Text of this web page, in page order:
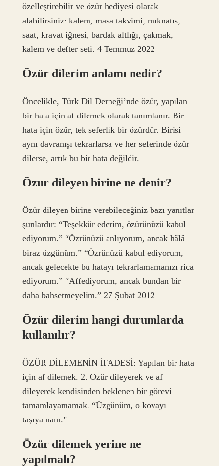
özelleştirebilir ve özür hediyesi olarak
alabilirsiniz: kalem, masa takvimi, mıknatıs,
saat, kravat iğnesi, bardak altlığı, çakmak,
kalem ve defter seti. 4 Temmuz 2022
Özür dilerim anlamı nedir?
Öncelikle, Türk Dil Derneği’nde özür, yapılan
bir hata için af dilemek olarak tanımlanır. Bir
hata için özür, tek seferlik bir özürdür. Birisi
aynı davranışı tekrarlarsa ve her seferinde özür
dilerse, artık bu bir hata değildir.
Özur dileyen birine ne denir?
Özür dileyen birine verebileceğiniz bazı yanıtlar
şunlardır: “Teşekkür ederim, özürünüzü kabul
ediyorum.” “Özrünüzü anlıyorum, ancak hâlâ
biraz üzgünüm.” “Özrünüzü kabul ediyorum,
ancak gelecekte bu hatayı tekrarlamamanızı rica
ediyorum.” “Affediyorum, ancak bundan bir
daha bahsetmeyelim.” 27 Şubat 2012
Özür dilerim hangi durumlarda
kullanılır?
ÖZÜR DİLEMENİN İFADESİ: Yapılan bir hata
için af dilemek. 2. Özür dileyerek ve af
dileyerek kendisinden beklenen bir görevi
tamamlayamamak. “Üzgünüm, o kovayı
taşıyamam.”
Özür dilemek yerine ne
yapılmalı?